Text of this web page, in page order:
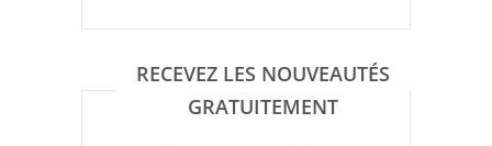
RECEVEZ LES NOUVEAUTÉS
GRATUITEMENT